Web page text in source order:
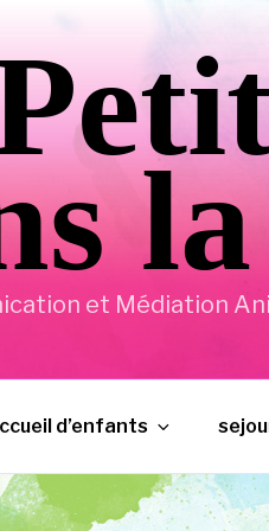
et Médiation
d’enfants